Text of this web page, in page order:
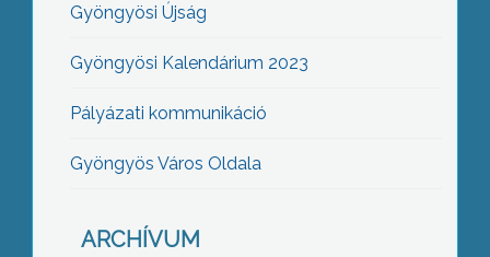
Gyöngyösi Újság
Gyöngyösi Kalendárium 2023
Pályázati kommunikáció
Gyöngyös Város Oldala
ARCHÍVUM